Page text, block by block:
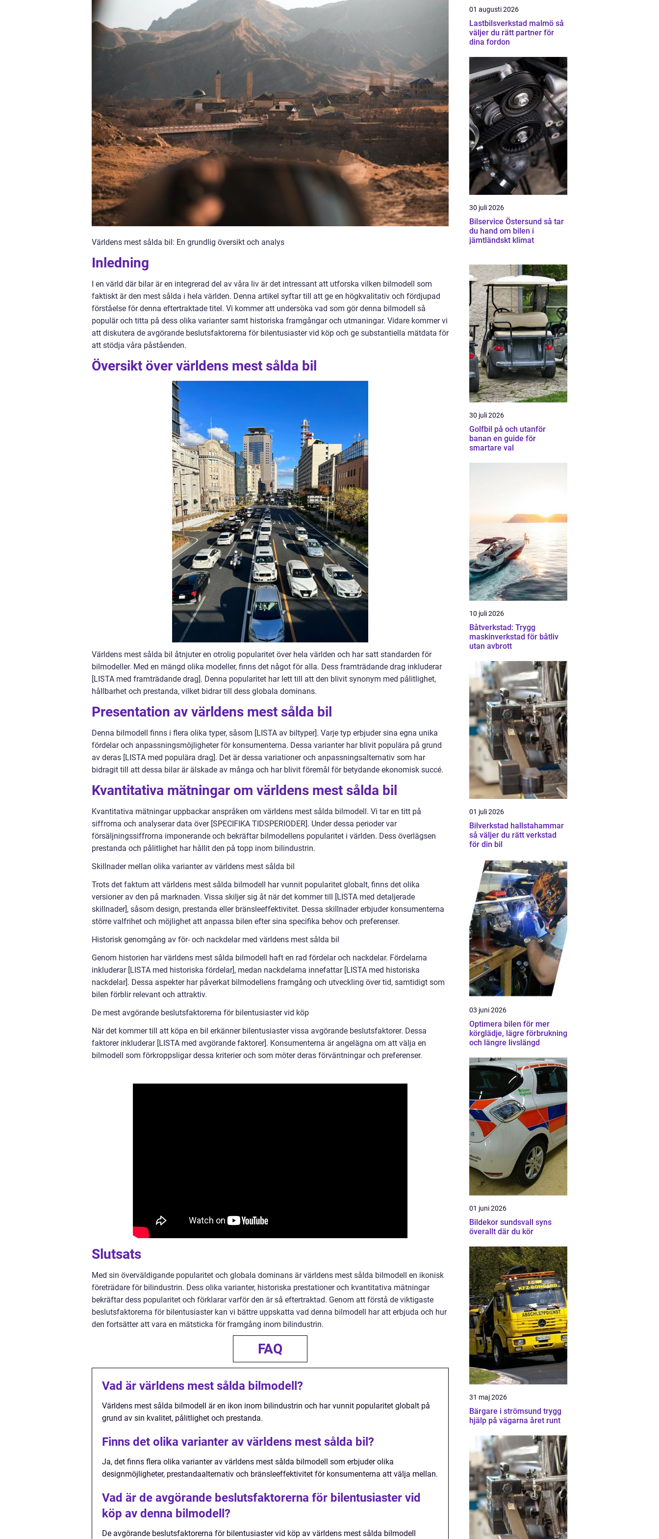
Världens mest sålda bil: En grundlig översikt och analys
Inledning
I en värld där bilar är en integrerad del av våra liv är det intressant att utforska vilken bilmodell som
faktiskt är den mest sålda i hela världen. Denna artikel syftar till att ge en högkvalitativ och fördjupad
förståelse för denna eftertraktade titel. Vi kommer att undersöka vad som gör denna bilmodell så
populär och titta på dess olika varianter samt historiska framgångar och utmaningar. Vidare kommer vi
att diskutera de avgörande beslutsfaktorerna för bilentusiaster vid köp och ge substantiella mätdata för
att stödja våra påståenden.
Översikt över världens mest sålda bil
Världens mest sålda bil åtnjuter en otrolig popularitet över hela världen och har satt standarden för
bilmodeller. Med en mängd olika modeller, finns det något för alla. Dess framträdande drag inkluderar
[LISTA med framträdande drag]. Denna popularitet har lett till att den blivit synonym med pålitlighet,
hållbarhet och prestanda, vilket bidrar till dess globala dominans.
Presentation av världens mest sålda bil
Denna bilmodell finns i flera olika typer, såsom [LISTA av biltyper]. Varje typ erbjuder sina egna unika
fördelar och anpassningsmöjligheter för konsumenterna. Dessa varianter har blivit populära på grund
av deras [LISTA med populära drag]. Det är dessa variationer och anpassningsalternativ som har
bidragit till att dessa bilar är älskade av många och har blivit föremål för betydande ekonomisk succé.
Kvantitativa mätningar om världens mest sålda bil
Kvantitativa mätningar uppbackar anspråken om världens mest sålda bilmodell. Vi tar en titt på
siffrorna och analyserar data över [SPECIFIKA TIDSPERIODER]. Under dessa perioder var
försäljningssiffrorna imponerande och bekräftar bilmodellens popularitet i världen. Dess överlägsen
prestanda och pålitlighet har hållit den på topp inom bilindustrin.
Skillnader mellan olika varianter av världens mest sålda bil
Trots det faktum att världens mest sålda bilmodell har vunnit popularitet globalt, finns det olika
versioner av den på marknaden. Vissa skiljer sig åt när det kommer till [LISTA med detaljerade
skillnader], såsom design, prestanda eller bränsleeffektivitet. Dessa skillnader erbjuder konsumenterna
större valfrihet och möjlighet att anpassa bilen efter sina specifika behov och preferenser.
Historisk genomgång av för- och nackdelar med världens mest sålda bil
Genom historien har världens mest sålda bilmodell haft en rad fördelar och nackdelar. Fördelarna
inkluderar [LISTA med historiska fördelar], medan nackdelarna innefattar [LISTA med historiska
nackdelar]. Dessa aspekter har påverkat bilmodellens framgång och utveckling över tid, samtidigt som
bilen förblir relevant och attraktiv.
De mest avgörande beslutsfaktorerna för bilentusiaster vid köp
När det kommer till att köpa en bil erkänner bilentusiaster vissa avgörande beslutsfaktorer. Dessa
faktorer inkluderar [LISTA med avgörande faktorer]. Konsumenterna är angelägna om att välja en
bilmodell som förkroppsligar dessa kriterier och som möter deras förväntningar och preferenser.
Slutsats
Med sin överväldigande popularitet och globala dominans är världens mest sålda bilmodell en ikonisk
företrädare för bilindustrin. Dess olika varianter, historiska prestationer och kvantitativa mätningar
bekräftar dess popularitet och förklarar varför den är så eftertraktad. Genom att förstå de viktigaste
beslutsfaktorerna för bilentusiaster kan vi bättre uppskatta vad denna bilmodell har att erbjuda och hur
den fortsätter att vara en mätsticka för framgång inom bilindustrin.
FAQ
Vad är världens mest sålda bilmodell?
Världens mest sålda bilmodell är en ikon inom bilindustrin och har vunnit popularitet globalt på
grund av sin kvalitet, pålitlighet och prestanda.
Finns det olika varianter av världens mest sålda bil?
Ja, det finns flera olika varianter av världens mest sålda bilmodell som erbjuder olika
designmöjligheter, prestandaalternativ och bränsleeffektivitet för konsumenterna att välja mellan.
Vad är de avgörande beslutsfaktorerna för bilentusiaster vid
köp av denna bilmodell?
De avgörande beslutsfaktorerna för bilentusiaster vid köp av världens mest sålda bilmodell
01 augusti 2026
Lastbilsverkstad malmö så
väljer du rätt partner för
dina fordon
30 juli 2026
Bilservice Östersund så tar
du hand om bilen i
jämtländskt klimat
30 juli 2026
Golfbil på och utanför
banan en guide för
smartare val
10 juli 2026
Båtverkstad: Trygg
maskinverkstad för båtliv
utan avbrott
01 juli 2026
Bilverkstad hallstahammar
så väljer du rätt verkstad
för din bil
03 juni 2026
Optimera bilen för mer
körglädje, lägre förbrukning
och längre livslängd
01 juni 2026
Bildekor sundsvall syns
överallt där du kör
31 maj 2026
Bärgare i strömsund trygg
hjälp på vägarna året runt